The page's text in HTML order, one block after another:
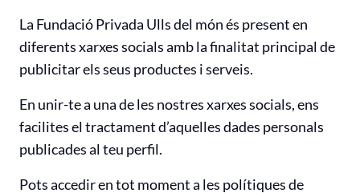
La Fundació Privada Ulls del món és present en
diferents xarxes socials amb la finalitat principal de
publicitar els seus productes i serveis.
En unir-te a una de les nostres xarxes socials, ens
facilites el tractament d’aquelles dades personals
publicades al teu perfil.
Pots accedir en tot moment a les polítiques de